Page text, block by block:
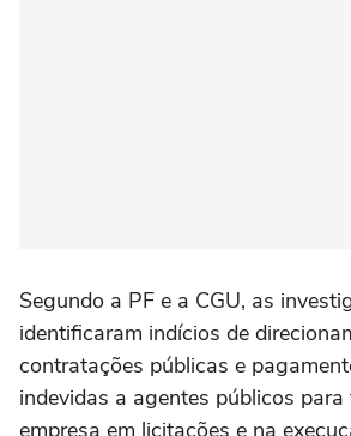
Segundo a PF e a CGU, as
identificaram indícios de
contratações públicas e
indevidas a agentes públicos para
empresa em licitações e na